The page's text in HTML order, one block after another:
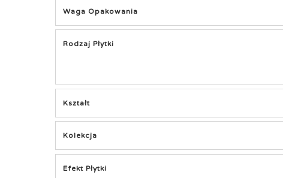
Waga Opakowania
Rodzaj Płytki
Kształt
Kolekcja
Efekt Płytki